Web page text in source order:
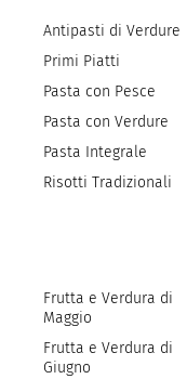
Antipasti di Verdure
Primi Piatti
Pasta con Pesce
Pasta con Verdure
Pasta Integrale
Risotti Tradizionali
Frutta e Verdura di
Maggio
Frutta e Verdura di
Giugno